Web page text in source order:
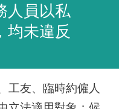
人員以私
均未違反
工友、臨時約僱人